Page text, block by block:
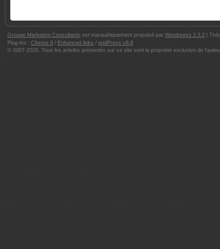
Groupe Marketing Consultants est marquétiquement propulsé par Wordpress 2.3.2 |
Plug-ins : Cforms II / Enhanced links / podPress v8.8
© 2007-2026. Tous les articles présentés sur ce site sont la propriété exclusive de